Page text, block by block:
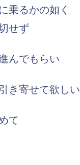
乗るかの如く
せず
んでもらい
き寄せて欲しい
て